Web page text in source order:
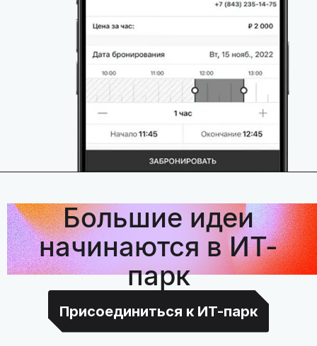
Большие идеи
начинаются в ИТ-
парк
Присоединиться к ИТ-парк